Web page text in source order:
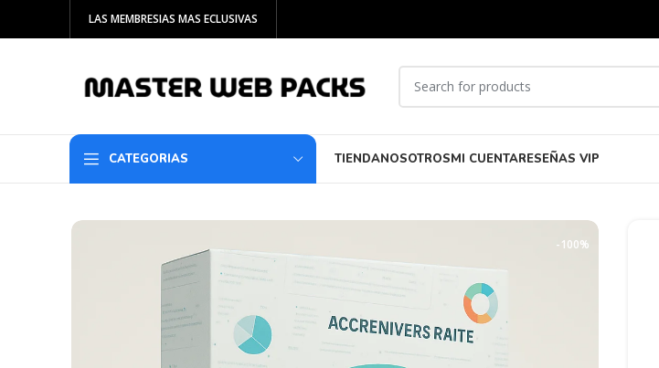
LAS MEMBRESIAS MAS ECLUSIVAS
CATEGORIAS TIENDANOSOTROSMI CUENTARESEÑAS VIP
-100%